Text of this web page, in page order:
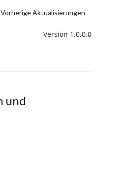
Vorherige Aktualisierungen
Version 1.0.0.0
und